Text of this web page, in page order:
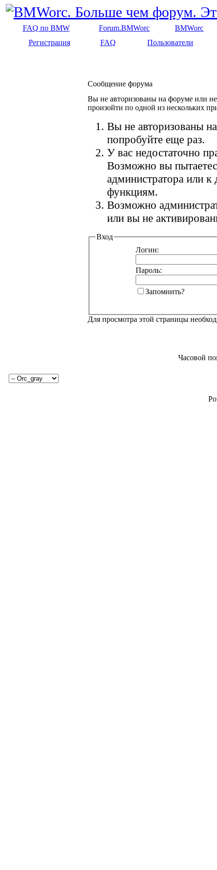
FAQ по BMW Forum.BMWorc
BMWorc
Регистрация
FAQ Пользователи
Сообщение форума
Вы не авторизованы на форуме или
произойти по одной из нескольких
Вы не авторизованы
попробуйте еще раз.
У вас недостаточно
Возможно вы
администратора или
функциям.
Возможно
или вы не
Вход
Логин:
Пароль:
Запомнить?
Для просмотра этой страницы
Часовой